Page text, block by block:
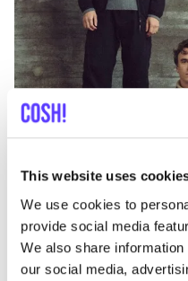
This website uses
We use cookies to
provide social media
We also share
our social media,